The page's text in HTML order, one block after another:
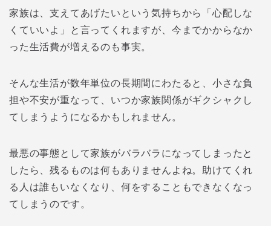
家族は、支えてあげたいという気持ちから「心配しな
くていいよ」と言ってくれますが、今までかからなか
った生活費が増えるのも事実。
そんな生活が数年単位の長期間にわたると、小さな負
担や不安が重なって、いつか家族関係がギクシャクし
てしまうようになるかもしれません。
最悪の事態として家族がバラバラになってしまったと
したら、残るものは何もありませんよね。助けてくれ
る人は誰もいなくなり、何をすることもできなくなっ
てしまうのです。